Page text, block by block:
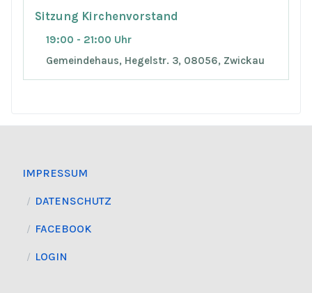
Sitzung Kirchenvorstand
19:00 - 21:00 Uhr
Gemeindehaus, Hegelstr. 3, 08056, Zwickau
IMPRESSUM
DATENSCHUTZ
FACEBOOK
LOGIN